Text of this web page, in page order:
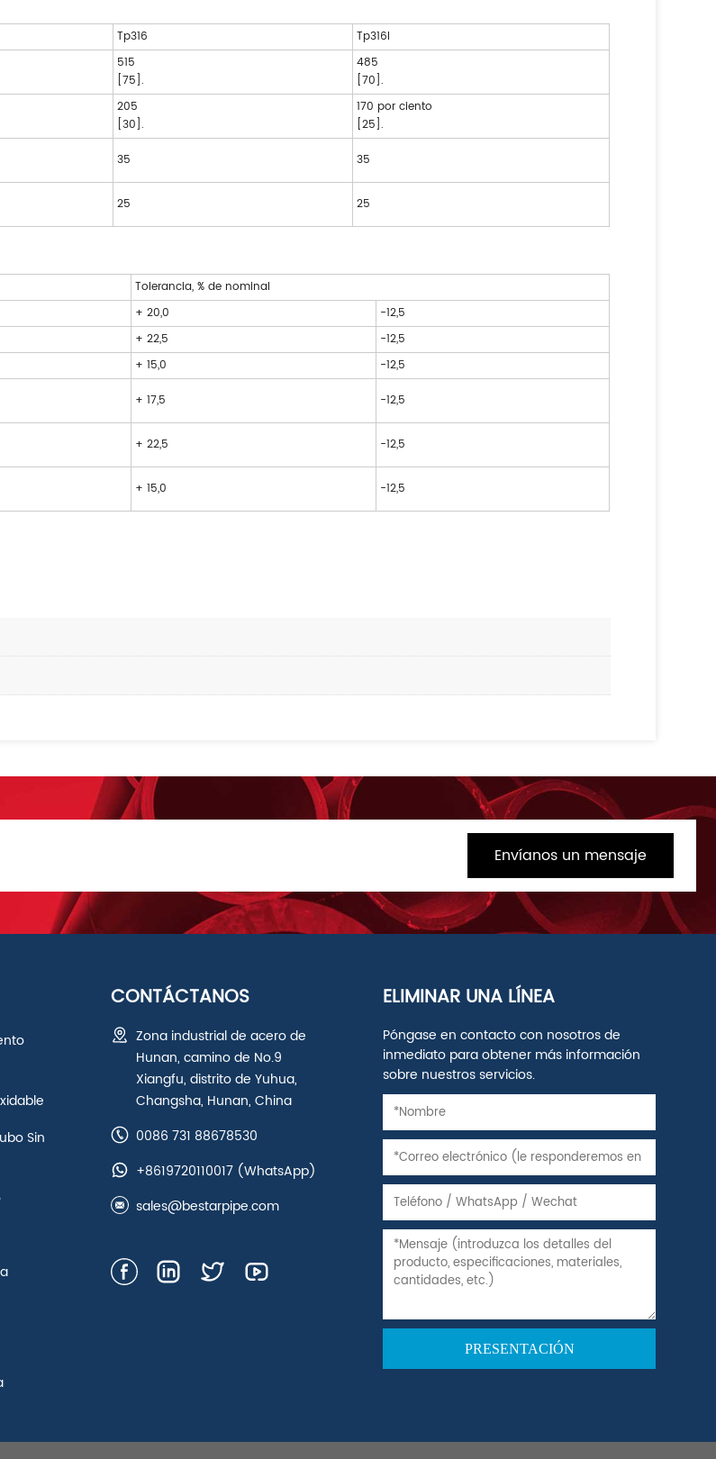
Tp316
Tp316l
515
[75].
485
[70].
205
[30].
170 por ciento
[25].
35 35
25 25
Tolerancia, % de nominal
+ 20,0
-12,5
+ 22,5
-12,5
+ 15,0
-12,5
+ 17,5 -12,5
+ 22,5 -12,5
+ 15,0 -12,5
Envíanos un mensaje
Sin
CONTÁCTANOS
Zona industrial de acero de
Hunan, camino de No.9
Xiangfu, distrito de Yuhua,
Changsha, Hunan, China
0086 731 88678530
+8619720110017(WhatsApp)
sales@bestarpipe.com
ELIMINAR UNA LÍNEA
Póngase en contacto con nosotros de
inmediato para obtener más información
sobre nuestros servicios.